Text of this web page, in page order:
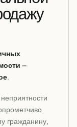
–
.
гражданину,